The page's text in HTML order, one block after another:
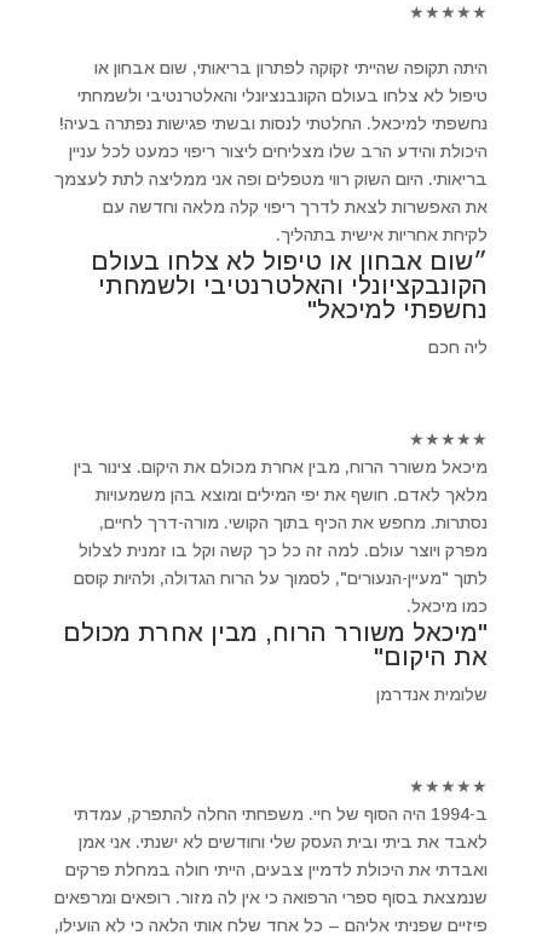
★
★
★
★
★
היתה תקופה שהייתי זקוקה לפתרון בריאותי, שום אבחון או
טיפול לא צלחו בעולם הקונבנציונלי והאלטרנטיבי ולשמחתי
נחשפתי למיכאל. החלטתי לנסות ובשתי פגישות נפתרה בעיה!
היכולת והידע הרב שלו מצליחים ליצור ריפוי כמעט לכל עניין
בריאותי. היום השוק רווי מטפלים ופה אני ממליצה לתת לעצמך
את האפשרות לצאת לדרך ריפוי קלה מלאה וחדשה עם
לקיחת אחריות אישית בתהליך.
״שום אבחון או טיפול לא צלחו בעולם
הקונבקציונלי והאלטרנטיבי ולשמחתי
נחשפתי למיכאל"
ליה חכם
★
★
★
★
★
מיכאל משורר הרוח, מבין אחרת מכולם את היקום. צינור בין
מלאך לאדם. חושף את יפי המילים ומוצא בהן משמעויות
נסתרות. מחפש את הכיף בתוך הקושי. מורה-דרך לחיים,
מפרק ויוצר עולם. למה זה כל כך קשה וקל בו זמנית לצלול
לתוך "מעיין-הנעורים", לסמוך על הרוח הגדולה, ולהיות קוסם
כמו מיכאל.
"מיכאל משורר הרוח, מבין אחרת מכולם
את היקום"
שלומית אנדרמן
★
★
★
★
★
ב-1994 היה הסוף של חיי. משפחתי החלה להתפרק, עמדתי
לאבד את ביתי ובית העסק שלי וחודשים לא ישנתי. אני אמן
ואבדתי את היכולת לדמיין צבעים, הייתי חולה במחלת פרקים
שנמצאת בסוף ספרי הרפואה כי אין לה מזור. רופאים ומרפאים
פיזיים שפניתי אליהם – כל אחד שלח אותי הלאה כי לא הועילו,